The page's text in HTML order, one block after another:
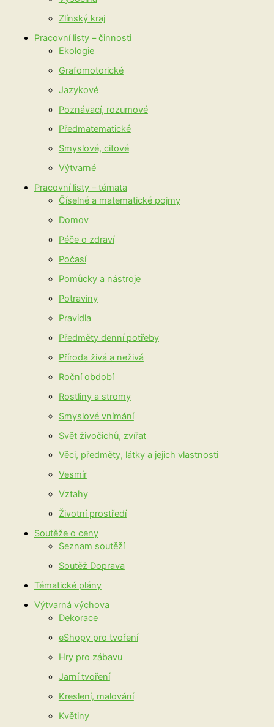
Zlínský kraj
Pracovní listy – činnosti
Ekologie
Grafomotorické
Jazykové
Poznávací, rozumové
Předmatematické
Smyslové, citové
Výtvarné
Pracovní listy – témata
Číselné a matematické pojmy
Domov
Péče o zdraví
Počasí
Pomůcky a nástroje
Potraviny
Pravidla
Předměty denní potřeby
Příroda živá a neživá
Roční období
Rostliny a stromy
Smyslové vnímání
Svět živočichů, zvířat
Věci, předměty, látky a jejich vlastnosti
Vesmír
Vztahy
Životní prostředí
Soutěže o ceny
Seznam soutěží
Soutěž Doprava
Tématické plány
Výtvarná výchova
Dekorace
eShopy pro tvoření
Hry pro zábavu
Jarní tvoření
Kreslení, malování
Květiny